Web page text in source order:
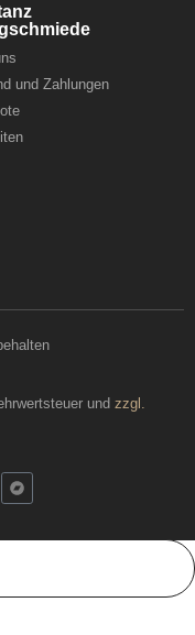
und Zahlungen
und zzgl.